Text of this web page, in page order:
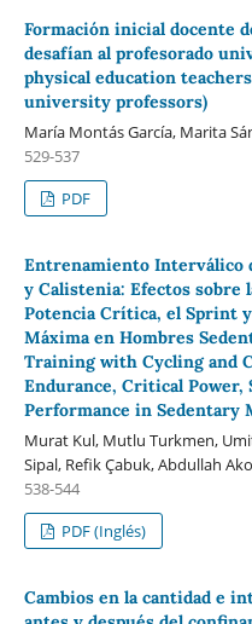
Formación inicial docente
desafían al profesorado
physical education
university professors)
María Montás García, Marita
529-537
PDF
Entrenamiento Interválico
y Calistenia: Efectos sobre
Potencia Crítica, el Sprint
Máxima en Hombres
Training with Cycling and
Endurance, Critical
Performance in Sedentary
Murat Kul, Mutlu Turkmen,
Sipal, Refik Çabuk, Abdullah
538-544
PDF (Inglés)
Cambios en la cantidad e